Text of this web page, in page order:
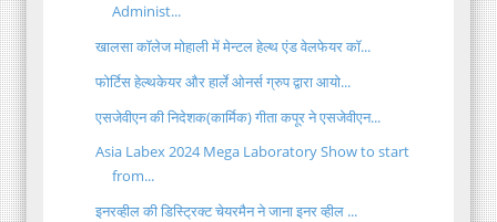
Administ...
खालसा कॉलेज मोहाली में मेन्टल हेल्थ एंड वेलफेयर कॉ...
फोर्टिस हेल्थकेयर और हार्ले ओनर्स ग्रुप द्वारा आयो...
एसजेवीएन की निदेशक(कार्मिक) गीता कपूर ने एसजेवीएन...
Asia Labex 2024 Mega Laboratory Show to start
from...
इनरव्हील की डिस्ट्रिक्ट चेयरमैन ने जाना इनर व्हील ...